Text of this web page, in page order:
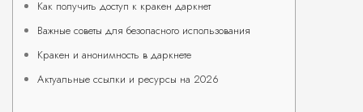
Как получить доступ к кракен даркнет
Важные советы для безопасного использования
Кракен и анонимность в даркнете
Актуальные ссылки и ресурсы на 2026